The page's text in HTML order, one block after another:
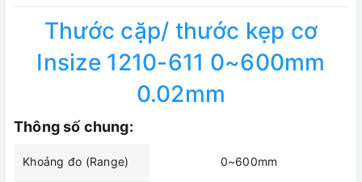
Thước cặp/ thước kẹp cơ
Insize 1210-611 0~600mm
0.02mm
Thông số chung:
Khoảng đo (Range) 0~600mm